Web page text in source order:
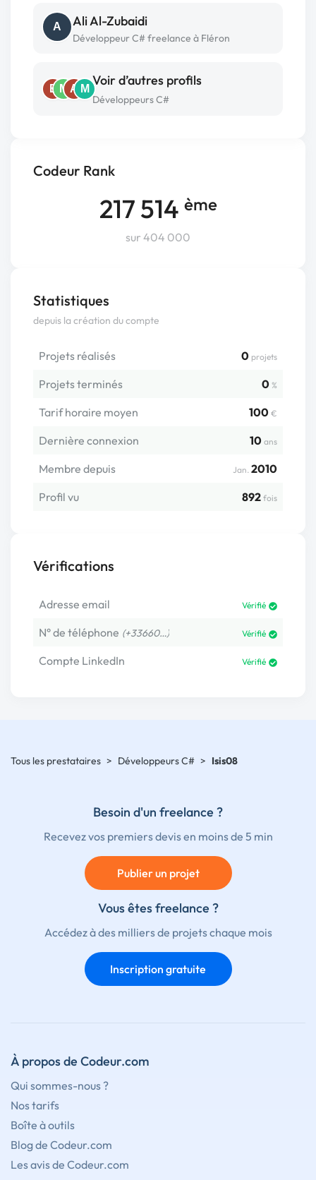
Codeur Rank
217 514 ème
sur 404 000
Statistiques
depuis la création du compte
Projets réalisés 0 projets
Projets terminés 0 %
Tarif horaire moyen 100 €
Dernière connexion 10 ans
Membre depuis Jan. 2010
Profil vu
892 fois
Vérifications
Adresse email Vérifié
N° de téléphone (+33660…) Vérifié
Compte LinkedIn Vérifié
A Ali Al-Zubaidi
Développeur C# freelance à Fléron
E M A M
Voir d’autres profils
Développeurs C#
Tous les prestataires > Développeurs C# > Isis08
Besoin d'un freelance ?
Recevez vos premiers devis en moins de 5 min
Publier un projet
Vous êtes freelance ?
Accédez à des milliers de projets chaque mois
Inscription gratuite
À propos de Codeur.com
Qui sommes-nous ?
Nos tarifs
Boîte à outils
Blog de Codeur.com
Les avis de Codeur.com